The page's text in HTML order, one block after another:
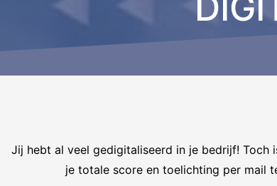
Jij hebt al veel gedigitaliseerd in je bedrijf! Toch
je totale score en toelichting per mail